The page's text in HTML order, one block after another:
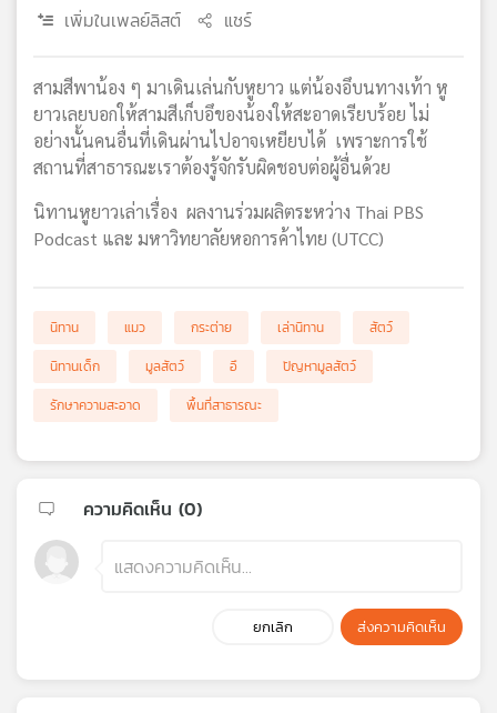
แผนที่
วิทยุ
เครือ
ข่าย
เพิ่มในเพลย์ลิสต์ แชร์
สามสีพาน้อง ๆ มาเดินเล่นกับหูยาว แต่น้องอึบนทางเท้า หู
ยาวเลยบอกให้สามสีเก็บอึของน้องให้สะอาดเรียบร้อย ไม่
อย่างนั้นคนอื่นที่เดินผ่านไปอาจเหยียบได้ เพราะการใช้
สถานที่สาธารณะเราต้องรู้จักรับผิดชอบต่อผู้อื่นด้วย
นิทานหูยาวเล่าเรื่อง ผลงานร่วมผลิตระหว่าง Thai PBS
Podcast และ มหาวิทยาลัยหอการค้าไทย (UTCC)
นิทาน แมว กระต่าย เล่านิทาน
สัตว์
นิทานเด็ก
มูลสัตว์ อึ
ปัญหามูลสัตว์
รักษาความสะอาด
พื้นที่สาธารณะ
ความคิดเห็น (0)
ยกเลิก ส่งความคิดเห็น